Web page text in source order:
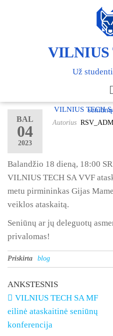
VILNIUS
Už
BAL
04
2023
VILNIUS TECH SA
Autorius
Balandžio 18 dieną, 18:00
VILNIUS TECH SA VVF
metu pirmininkas Gijas
veiklos ataskaitą.
Seniūnų ar jų deleguotų
privalomas!
Priskirta blog
ANKSTESNIS
VILNIUS TECH SA MF
eilinė ataskaitinė seniūnų
konferencija